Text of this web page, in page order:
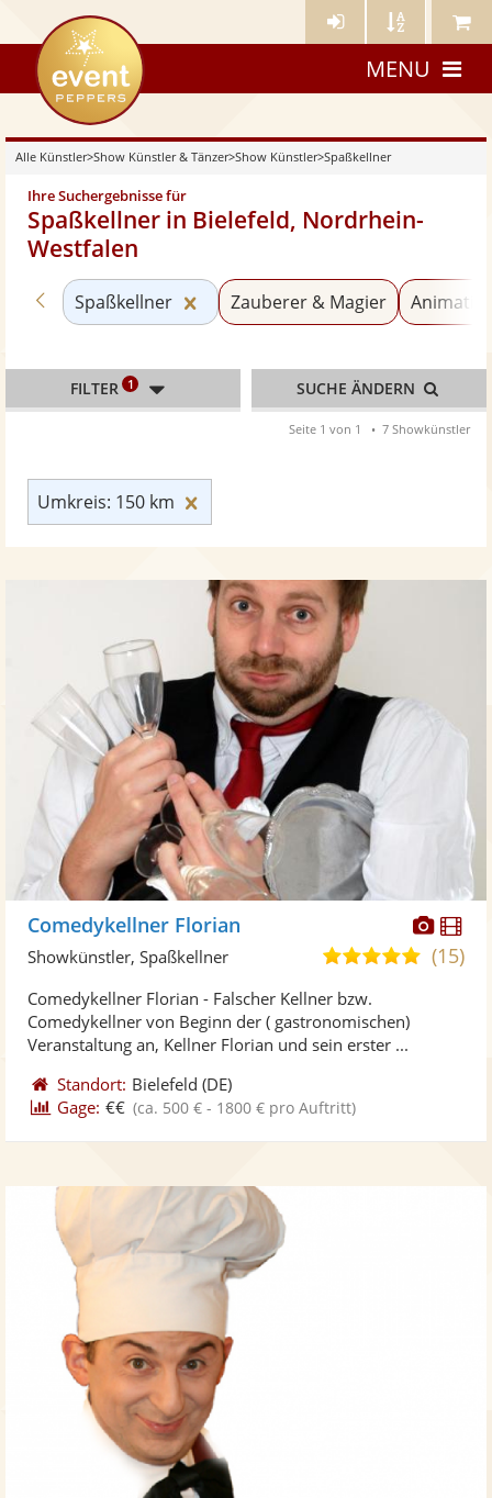
Künstler- Künstler Meine
eventpeppers
MENU
Alle Künstler>Show Künstler & Tänzer>Show Künstler>Spaßkellner
Ihre Suchergebnisse für
Spaßkellner in Bielefeld, Nordrhein-
Westfalen
Zurück zu «Show Künstler»
Spaßkellner Kategorie «Spaßkellner»
Zauberer & Magier
Umkreis: 150 km
FILTER 1 SUCHE ÄNDERN
Seite 1 von 1 7 Showkünstler
Comedykellner Florian
4,9(15)
Showkünstler, Spaßkellner
Comedykellner Florian - Falscher Kellner bzw.
Comedykellner von Beginn der ( gastronomischen)
Veranstaltung an, Kellner Florian und sein erster ...
Standort: Bielefeld (DE)
Gage: €€ (ca. 500 € - 1800 € pro Auftritt)